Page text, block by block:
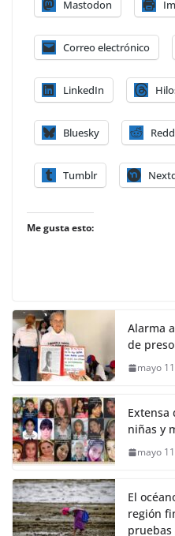
Mastodon
Correo electrónico
LinkedIn
Bluesky
Tumblr
Me gusta esto:
Alarma
de
mayo
Extensa
niñas y
mayo
El
región
pruebas